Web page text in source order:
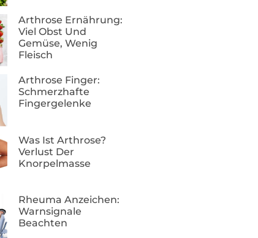
Arthrose Ernährung:
Viel Obst Und
Gemüse, Wenig
Fleisch
Arthrose Finger:
Schmerzhafte
Fingergelenke
Was Ist Arthrose?
Verlust Der
Knorpelmasse
Rheuma Anzeichen:
Warnsignale
Beachten